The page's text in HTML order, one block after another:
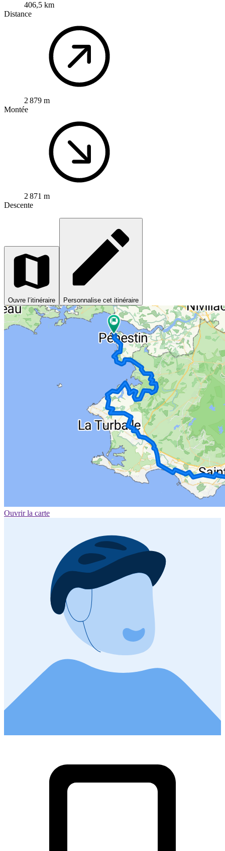
406,5 km
Distance
2 879 m
Montée
2 871 m
Descente
Ouvre l’itinéraire Personnalise cet itinéraire
Ouvrir la carte